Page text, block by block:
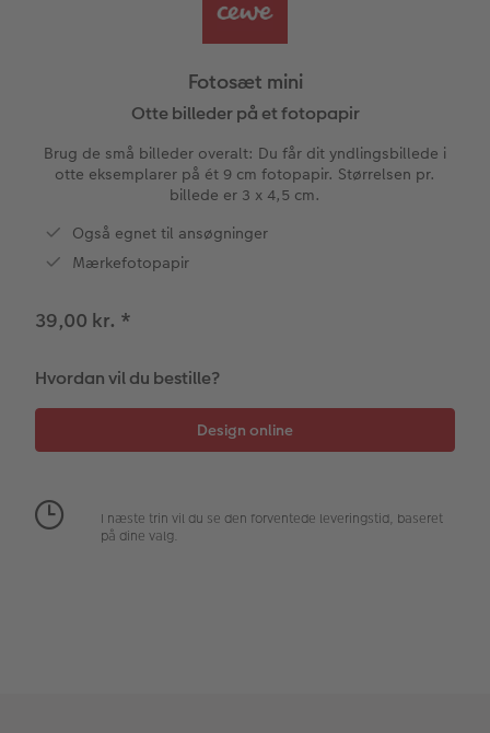
Inspiration
Nem billedoverførsel
Bedst i test
Gratis fotolagring
CEWE FOTOBOG Color pop
Mindelomme
Tilbehør
Forstørrelse på fotopapir
Fotosæt
Fotoklistermærker
Tilbehør
Engangskamera print
Inspiration
Gratis fotolagring
Billede på aluminiumsplade
Galleritryk
Billede på akrylglas
Billede på træ
Fotoplakat med kort
Fotocollage
Fotopanel
Tekstiler
Skole og kontor
Fotomagneter
Art prints
Fyld-selv gaveæske
Kæledyr
Inspiration
Firmagave
Pasfoto
Design selv
Alle anledninger
Fotokort
Foldekort
Postkort
Bordkort
Menukort
Digitalt festkort
Inspiration
Valgmuligheder
Gratis fotolagring
Gaveindpakning
Tilbehør
Fotosæt mini
Otte billeder på et fotopapir
Brug de små billeder overalt: Du får dit yndlingsbillede i
otte eksemplarer på ét 9 cm fotopapir. Størrelsen pr.
billede er 3 x 4,5 cm.
Også egnet til ansøgninger
Mærkefotopapir
39,00 kr. *
Hvordan vil du bestille?
I næste trin vil du se den forventede leveringstid, baseret
på dine valg.